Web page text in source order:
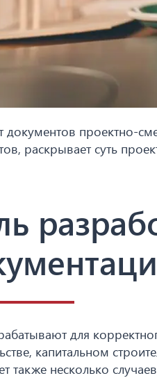
документов проектно-
раскрывает суть
для
капитальном
также несколько